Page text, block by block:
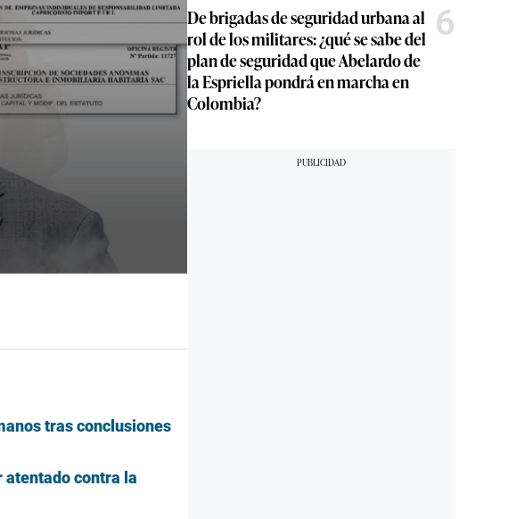
tras conclusiones
atentado contra la
De brigadas de seguridad urbana al
rol de los militares: ¿qué se sabe del
plan de seguridad que Abelardo de
la Espriella pondrá en marcha en
Colombia?
6